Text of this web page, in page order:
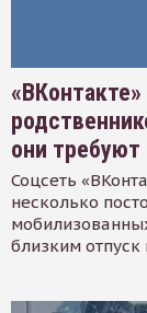
они требуют
Соцсеть
несколько
близким